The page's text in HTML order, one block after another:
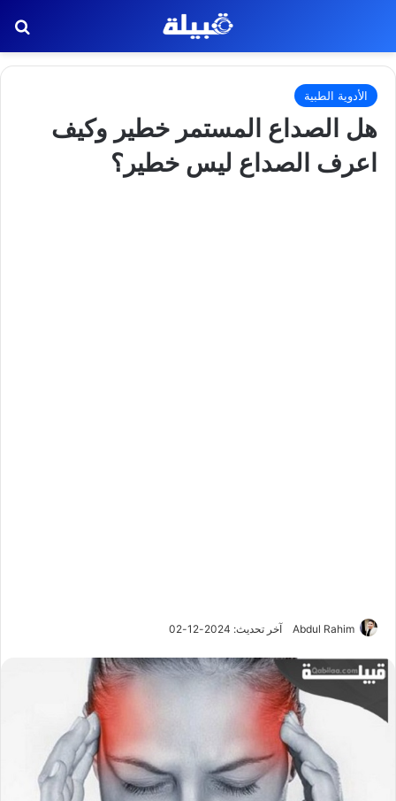
الأدوية الطبية
هل الصداع المستمر خطير وكيف
اعرف الصداع ليس خطير؟
Abdul Rahim آخر تحديث: 2024-12-02